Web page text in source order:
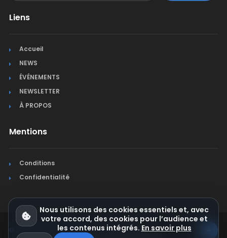
Liens
Accueil
NEWS
ÉVÉNEMENTS
NEWSLETTER
À PROPOS
Mentions
Conditions
Confidentialité
© Jura Synchro 2015-2026. Tous droits réservés.
Nous utilisons des cookies essentiels et, avec
votre accord, des cookies pour l’audience et
les contenus intégrés. En savoir plus